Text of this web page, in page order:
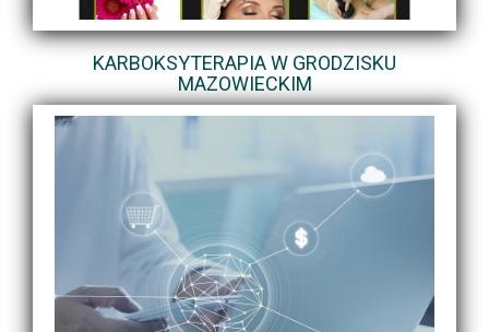
KARBOKSYTERAPIA W GRODZISKU
MAZOWIECKIM